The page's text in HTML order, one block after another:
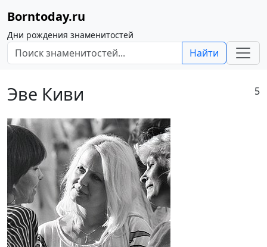
Borntoday.ru
Дни рождения знаменитостей
Найти
Эве Киви 5